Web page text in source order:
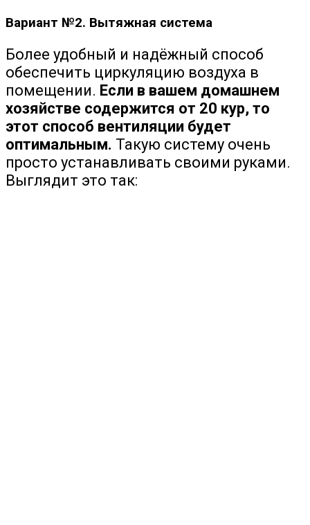
Вариант №2. Вытяжная система
Более удобный и надёжный способ
обеспечить циркуляцию воздуха в
помещении. Если в вашем домашнем
хозяйстве содержится от 20 кур, то
этот способ вентиляции будет
оптимальным. Такую систему очень
просто устанавливать своими руками.
Выглядит это так: